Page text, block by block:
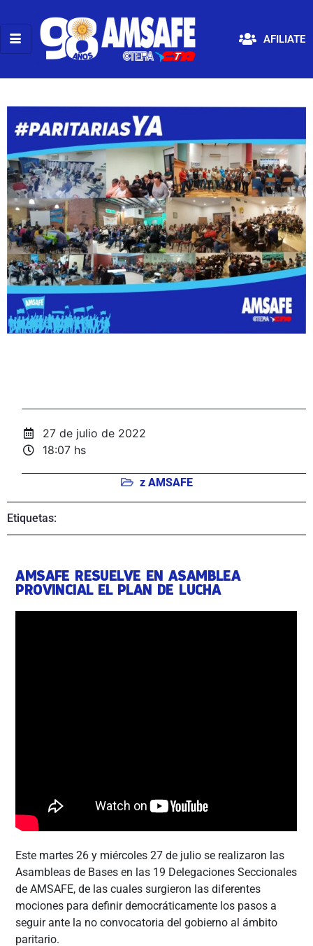
AFILIATE
27 de julio de 2022
18:07 hs
z AMSAFE
Etiquetas:
AMSAFE RESUELVE EN ASAMBLEA
PROVINCIAL EL PLAN DE LUCHA
Este martes 26 y miércoles 27 de julio se realizaron las
Asambleas de Bases en las 19 Delegaciones Seccionales
de AMSAFE, de las cuales surgieron las diferentes
mociones para definir democráticamente los pasos a
seguir ante la no convocatoria del gobierno al ámbito
paritario.